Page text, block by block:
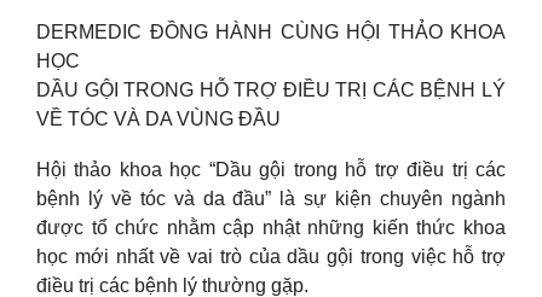
DERMEDIC ĐỒNG HÀNH CÙNG HỘI THẢO KHOA
HỌC
DẦU GỘI TRONG HỖ TRỢ ĐIỀU TRỊ CÁC BỆNH LÝ
VỀ TÓC VÀ DA VÙNG ĐẦU
Hội thảo khoa học “Dầu gội trong hỗ trợ điều trị các
bệnh lý về tóc và da đầu” là sự kiện chuyên ngành
được tổ chức nhằm cập nhật những kiến thức khoa
học mới nhất về vai trò của dầu gội trong việc hỗ trợ
điều trị các bệnh lý thường gặp.